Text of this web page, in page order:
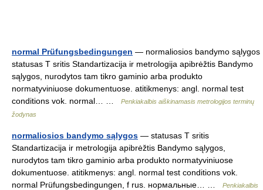
normal Prüfungsbedingungen — normaliosios bandymo sąlygos
statusas T sritis Standartizacija ir metrologija apibrėžtis Bandymo
sąlygos, nurodytos tam tikro gaminio arba produkto
normatyviniuose dokumentuose. atitikmenys: angl. normal test
conditions vok. normal… …
Penkiakalbis aiškinamasis metrologijos terminų
žodynas
normaliosios bandymo sąlygos — statusas T sritis
Standartizacija ir metrologija apibrėžtis Bandymo sąlygos,
nurodytos tam tikro gaminio arba produkto normatyviniuose
dokumentuose. atitikmenys: angl. normal test conditions vok.
normal Prüfungsbedingungen, f rus. нормальные… …
Penkiakalbis